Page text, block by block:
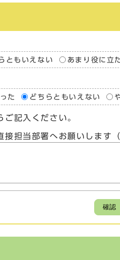
ともいえない あまり役に立
た どちらともいえない
記入ください。
接担当部署へお願いします
確認